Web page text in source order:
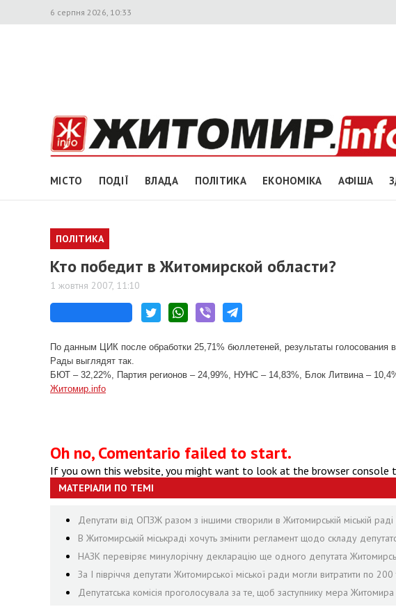
6 серпня 2026, 10:33
МІСТО ПОДІЇ ВЛАДА ПОЛІТИКА ЕКОНОМІКА АФІША
ПОЛІТИКА
Кто победит в Житомирской области?
1 жовтня 2007, 11:10
По данным ЦИК после обработки 25,71% бюллетеней, результаты
Рады выглядят так.
БЮТ – 32,22%, Партия регионов – 24,99%, НУНС – 14,83%, Блок Литвина –
Житомир.info
Oh no, Comentario failed to start.
If you own this website, you might want to look at the browser console
МАТЕРІАЛИ ПО ТЕМІ
Депутати від ОПЗЖ разом з іншими створили в Житомирській міській
В Житомирській міськраді хочуть змінити регламент щодо складу
НАЗК перевіряє минулорічну декларацію ще одного депутата
За І півріччя депутати Житомирської міської ради могли витратити по
Депутатська комісія проголосувала за те, щоб заступнику мера